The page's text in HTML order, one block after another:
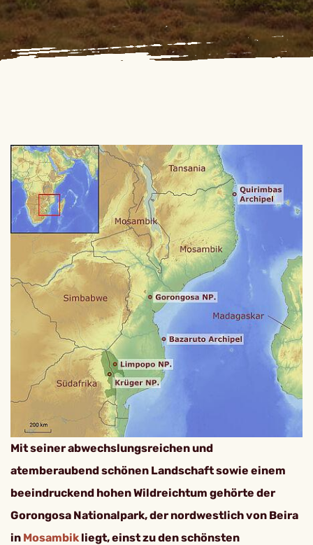
Mit seiner abwechslungsreichen und
atemberaubend schönen Landschaft sowie einem
beeindruckend hohen Wildreichtum gehörte der
Gorongosa Nationalpark, der nordwestlich von Beira
in Mosambik liegt, einst zu den schönsten